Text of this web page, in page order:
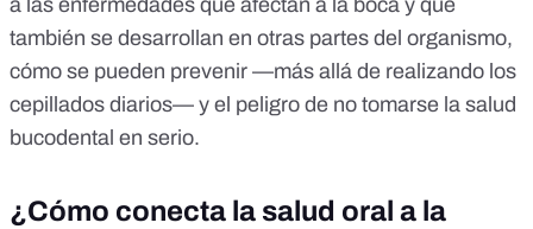
a las enfermedades que afectan a la boca y que
también se desarrollan en otras partes del organismo,
cómo se pueden prevenir —más allá de realizando los
cepillados diarios— y el peligro de no tomarse la salud
bucodental en serio.
¿Cómo conecta la salud oral a la